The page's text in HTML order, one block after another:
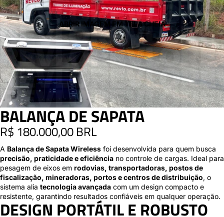
ABRIR IMAGEM EM TELA CHEIA
BALANÇA DE SAPATA
R$ 180.000,00 BRL
A Balança de Sapata Wireless foi desenvolvida para quem busca
precisão, praticidade e eficiência no controle de cargas. Ideal para
pesagem de eixos em rodovias, transportadoras, postos de
fiscalização, mineradoras, portos e centros de distribuição, o
sistema alia tecnologia avançada com um design compacto e
resistente, garantindo resultados confiáveis em qualquer operação.
DESIGN PORTÁTIL E ROBUSTO